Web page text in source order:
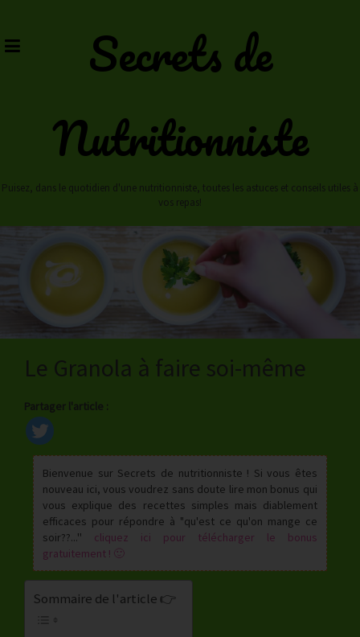
content
Secrets de
Nutritionniste
Puisez, dans le quotidien d'une nutritionniste, toutes les astuces et conseils utiles à
vos repas!
Le Granola à faire soi-même
Partager l'article :
Bienvenue sur Secrets de nutritionniste ! Si vous êtes
nouveau ici, vous voudrez sans doute lire mon bonus qui
vous explique des recettes simples mais diablement
efficaces pour répondre à "qu'est ce qu'on mange ce
soir??...'' cliquez ici pour télécharger le bonus
gratuitement ! 🙂
Sommaire de l'article 👉